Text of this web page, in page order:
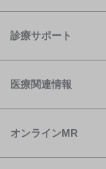
診療サポート
医療関連情報
オンラインMR